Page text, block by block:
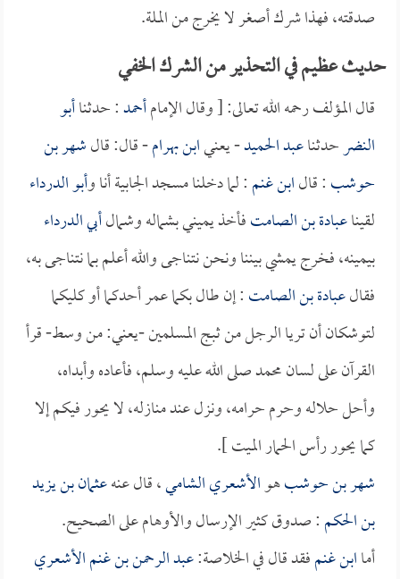
صدقته، فهذا شرك أصغر لا يخرج من الملة.
حديث عظيم في التحذير من الشرك الخفي
قال المؤلف رحمه الله تعالى: [ وقال الإمامأحمد: حدثناأبو
النضرحدثناعبد الحميد- يعنيابن بهرام- قال: قالشهر بن
حوشب: قالابن غنم: لما دخلنا مسجد الجابية أنا وأبو الدرداء
لقيناعبادة بن الصامتفأخذ يميني بشماله وشمالأبي الدرداء
بيمينه، فخرج يمشي بيننا ونحن نتناجى والله أعلم بما نتناجى به،
فقالعبادة بن الصامت: إن طال بكما عمر أحدكما أو كليكما
لتوشكان أن تريا الرجل من ثبج المسلمين -يعني: من وسط- قرأ
القرآن على لسان محمد صلى الله عليه وسلم، فأعاده وأبداه،
وأحل حلاله وحرم حرامه، ونزل عند منازله، لا يحور فيكم إلا
كما يحور رأس الحمار الميت ].
شهر بن حوشبهوالأشعري الشامي، قال عنهعثمان بن يزيد
بن الحكم: صدوق كثير الإرسال والأوهام على الصحيح.
أماابن غنمفقد قال في الخلاصة:عبد الرحمن بن غنم الأشعري